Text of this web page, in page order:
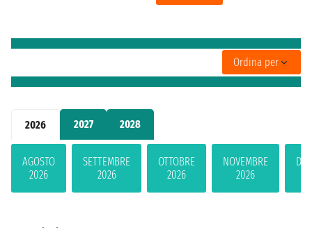
2026 2027 2028
AGOSTO
2026
SETTEMBRE
2026
OTTOBRE
2026
NOVEMBRE
2026
Ordina per